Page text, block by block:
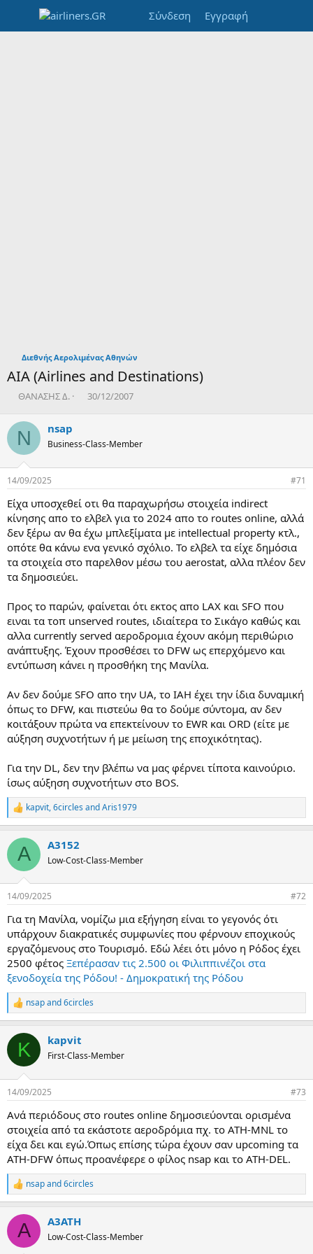
Σύνδεση Εγγραφή
Διεθνής Αερολιμένας Αθηνών
AIA (Airlines and Destinations)
T
r
e
a
d
s
t
r
t
e
r
ΘΑΝΑΣΗΣ Δ.
Η
ο
η
α
δ
η
μ
ι
γ
ί
α
ς
30/12/2007
N nsap
Business-Class-Member
14/09/2025 #71
Είχα υποσχεθεί οτι θα παραχωρήσω στοιχεία indirect
κίνησης απο το ελβελ για το 2024 απο το routes online, αλλά
δεν ξέρω αν θα έχω μπλεξίματα με intellectual property κτλ.,
οπότε θα κάνω ενα γενικό σχόλιο. Το ελβελ τα είχε δημόσια
τα στοιχεία στο παρελθον μέσω του aerostat, αλλα πλέον δεν
τα δημοσιεύει.
Προς το παρών, φαίνεται ότι εκτος απο LAX και SFO που
ειναι τα τοπ unserved routes, ιδιαίτερα το Σικάγο καθώς και
αλλα currently served αεροδρομια έχουν ακόμη περιθώριο
ανάπτυξης. Έχουν προσθέσει το DFW ως επερχόμενο και
εντύπωση κάνει η προσθήκη της Μανίλα.
Αν δεν δούμε SFO απο την UA, το ΙΑΗ έχει την ίδια δυναμική
όπως το DFW, και πιστεύω θα το δούμε σύντομα, αν δεν
κοιτάξουν πρώτα να επεκτείνουν το EWR και ORD (είτε με
αύξηση συχνοτήτων ή με μείωση της εποχικότητας).
Για την DL, δεν την βλέπω να μας φέρνει τίποτα καινούριο.
ίσως αύξηση συχνοτήτων στο BOS.
R
e
c
i
s
kapvit,6circles andAris1979
A A3152
Low-Cost-Class-Member
14/09/2025 #72
Για τη Μανίλα, νομίζω μια εξήγηση είναι το γεγονός ότι
υπάρχουν διακρατικές συμφωνίες που φέρνουν εποχικούς
εργαζόμενους στο Τουρισμό. Εδώ λέει ότι μόνο η Ρόδος έχει
2500 φέτος Ξεπέρασαν τις 2.500 οι Φιλιππινέζοι στα
ξενοδοχεία της Ρόδου! - Δημοκρατική της Ρόδου
R
e
c
i
s
nsapand6circles
K kapvit
First-Class-Member
14/09/2025 #73
Ανά περιόδους στο routes online δημοσιεύονται ορισμένα
στοιχεία από τα εκάστοτε αεροδρόμια πχ. το ATH-MNL το
είχα δει και εγώ.Όπως επίσης τώρα έχουν σαν upcoming τα
ATH-DFW όπως προανέφερε ο φίλος nsap και το ATH-DEL.
R
e
c
i
nsapand6circles
Α Α3ΑΤΗ
Low-Cost-Class-Member